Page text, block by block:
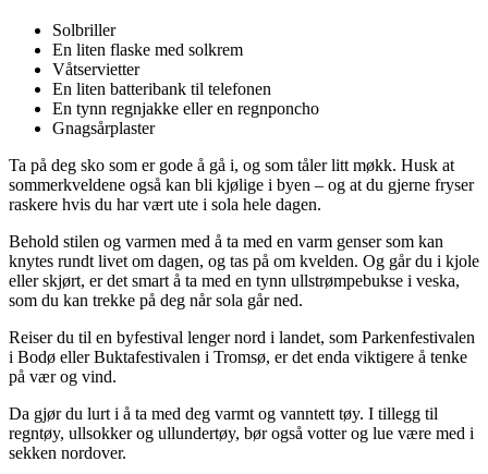
Solbriller
En liten flaske med solkrem
Våtservietter
En liten batteribank til telefonen
En tynn regnjakke eller en regnponcho
Gnagsårplaster
Ta på deg sko som er gode å gå i, og som tåler litt møkk. Husk at
sommerkveldene også kan bli kjølige i byen – og at du gjerne fryser
raskere hvis du har vært ute i sola hele dagen.
Behold stilen og varmen med å ta med en varm genser som kan
knytes rundt livet om dagen, og tas på om kvelden. Og går du i kjole
eller skjørt, er det smart å ta med en tynn ullstrømpebukse i veska,
som du kan trekke på deg når sola går ned.
Reiser du til en byfestival lenger nord i landet, som Parkenfestivalen
i Bodø eller Buktafestivalen i Tromsø, er det enda viktigere å tenke
på vær og vind.
Da gjør du lurt i å ta med deg varmt og vanntett tøy. I tillegg til
regntøy, ullsokker og ullundertøy, bør også votter og lue være med i
sekken nordover.